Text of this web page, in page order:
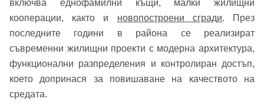
включва еднофамилни къщи, малки жилищни
кооперации, както и новопостроени сгради. През
последните години в района се реализират
съвременни жилищни проекти с модерна архитектура,
функционални разпределения и контролиран достъп,
което допринася за повишаване на качеството на
средата.